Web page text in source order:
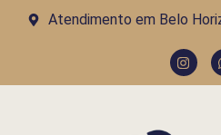
Atendimento em Belo